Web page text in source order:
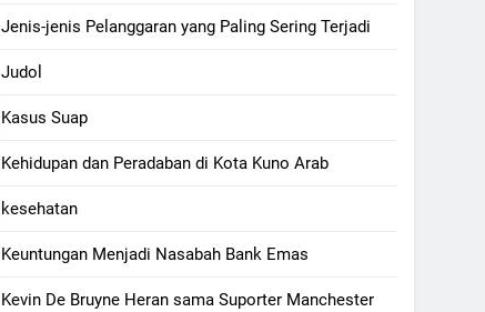
Jenis-jenis Pelanggaran yang Paling Sering Terjadi
Judol
Kasus Suap
Kehidupan dan Peradaban di Kota Kuno Arab
kesehatan
Keuntungan Menjadi Nasabah Bank Emas
Kevin De Bruyne Heran sama Suporter Manchester